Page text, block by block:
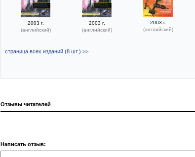
2003 г.
(английский)
2003 г.
(английский)
2003 г.
(английский)
страница всех изданий (8 шт.) >>
Отзывы читателей
Написать отзыв: